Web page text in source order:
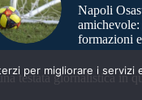
Napoli
formazioni
testata giornalistica in
per migliorare i